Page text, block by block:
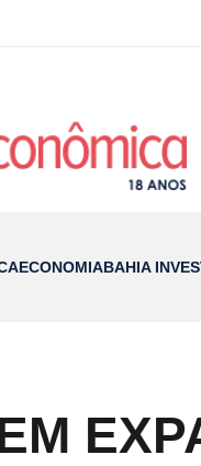
ECONOMIABAHIA